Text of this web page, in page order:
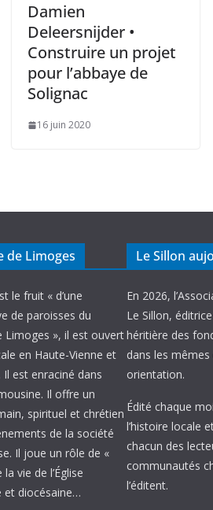
Damien
Deleersnijder •
Construire un projet
pour l’abbaye de
Solignac
16 juin 2020
de Limoges
le fruit « d’une
de paroisses du
Limoges », il est ouvert
en Haute-Vienne et
Il est enraciné dans
Il offre un
spirituel et chrétien
de la société
Il joue un rôle de «
vie de l’Église
et diocésaine…
Le Sillon
En 2026,
Le Sillon,
héritière des
dans les
orientation.
Édité chaque
l’histoire locale
chacun des
communautés
l’éditent.